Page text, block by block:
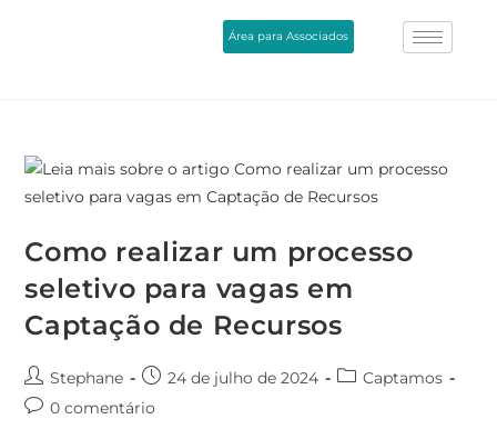
Área para Associados
Como realizar um processo
seletivo para vagas em
Captação de Recursos
Stephane 24 de julho de 2024
Captamos
0 comentário